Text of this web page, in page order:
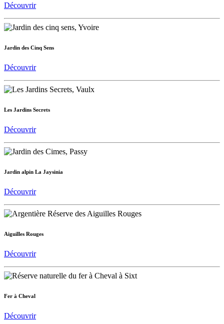
Découvrir
Jardin des Cinq Sens
Découvrir
Les Jardins Secrets
Découvrir
Jardin alpin La Jaysinia
Découvrir
Aiguilles Rouges
Découvrir
Fer à Cheval
Découvrir